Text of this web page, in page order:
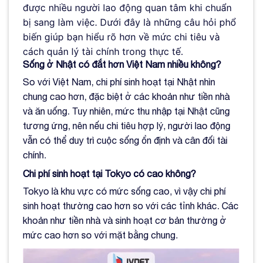
được nhiều người lao động quan tâm khi chuẩn
bị sang làm việc. Dưới đây là những câu hỏi phổ
biến giúp bạn hiểu rõ hơn về mức chi tiêu và
cách quản lý tài chính trong thực tế.
Sống ở Nhật có đắt hơn Việt Nam nhiều không?
So với Việt Nam, chi phí sinh hoạt tại Nhật nhìn
chung cao hơn, đặc biệt ở các khoản như tiền nhà
và ăn uống. Tuy nhiên, mức thu nhập tại Nhật cũng
tương ứng, nên nếu chi tiêu hợp lý, người lao động
vẫn có thể duy trì cuộc sống ổn định và cân đối tài
chính.
Chi phí sinh hoạt tại Tokyo có cao không?
Tokyo là khu vực có mức sống cao, vì vậy chi phí
sinh hoạt thường cao hơn so với các tỉnh khác. Các
khoản như tiền nhà và sinh hoạt cơ bản thường ở
mức cao hơn so với mặt bằng chung.